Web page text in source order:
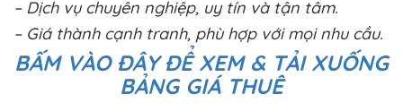
– Dịch vụ chuyên nghiệp, uy tín và tận tâm.
– Giá thành cạnh tranh, phù hợp với mọi nhu cầu.
BẤM VÀO ĐÂY ĐỂ XEM & TẢI XUỐNG
BẢNG GIÁ THUÊ